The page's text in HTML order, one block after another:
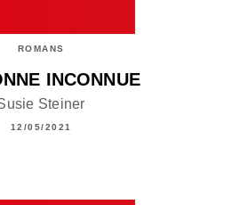
ROMANS
INCONNUE
Steiner
12/05/2021